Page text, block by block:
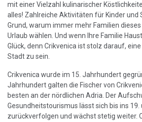
mit einer Vielzahl kulinarischer
alles! Zahlreiche Aktivitäten für Kinder und
Grund, warum immer mehr Familien
Urlaub wählen. Und wenn Ihre Familie
Glück, denn Crikvenica ist stolz darauf,
Stadt zu sein.
Crikvenica wurde im 15. Jahrhundert
Jahrhundert galten die Fischer von
besten an der nördlichen Adria. Der
Gesundheitstourismus lässt sich bis ins
zurückverfolgen und wächst stetig weiter.